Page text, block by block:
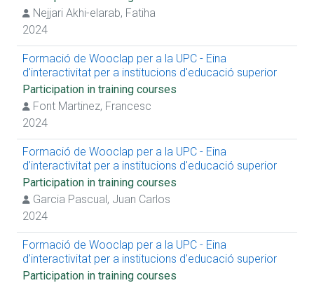
Nejjari Akhi-elarab, Fatiha
2024
Formació de Wooclap per a la UPC - Eina
d'interactivitat per a institucions d'educació superior
Participation in training courses
Font Martinez, Francesc
2024
Formació de Wooclap per a la UPC - Eina
d'interactivitat per a institucions d'educació superior
Participation in training courses
Garcia Pascual, Juan Carlos
2024
Formació de Wooclap per a la UPC - Eina
d'interactivitat per a institucions d'educació superior
Participation in training courses